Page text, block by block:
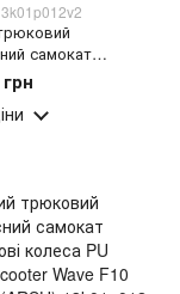
самокат
колеса PU 100мм
F10 Синій (ARSH)